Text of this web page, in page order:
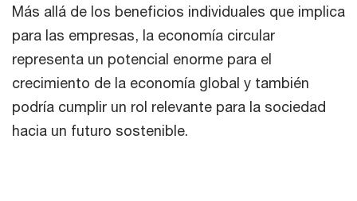
Más allá de los beneficios individuales que implica
para las empresas, la economía circular
representa un potencial enorme para el
crecimiento de la economía global y también
podría cumplir un rol relevante para la sociedad
hacia un futuro sostenible.